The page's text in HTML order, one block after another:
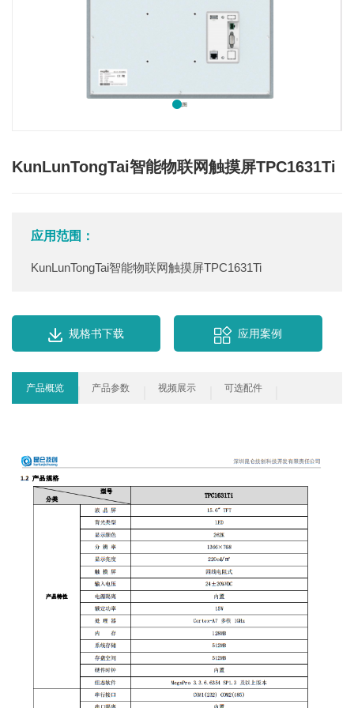
KunLunTongTai智能物联网触摸屏TPC1631Ti
应用范围：
KunLunTongTai智能物联网触摸屏TPC1631Ti
规格书下载 应用案例
产品概览 产品参数 视频展示 可选配件